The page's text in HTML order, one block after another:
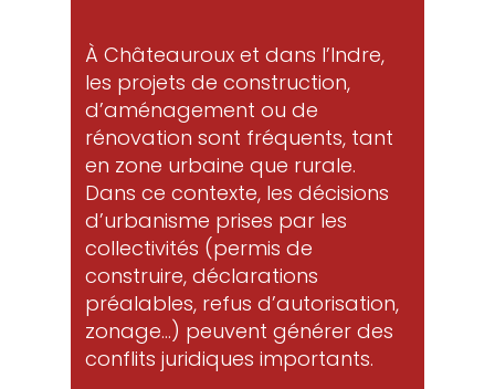
À Châteauroux et dans l’Indre,
les projets de construction,
d’aménagement ou de
rénovation sont fréquents, tant
en zone urbaine que rurale.
Dans ce contexte, les décisions
d’urbanisme prises par les
collectivités (permis de
construire, déclarations
préalables, refus d’autorisation,
zonage…) peuvent générer des
conflits juridiques importants.